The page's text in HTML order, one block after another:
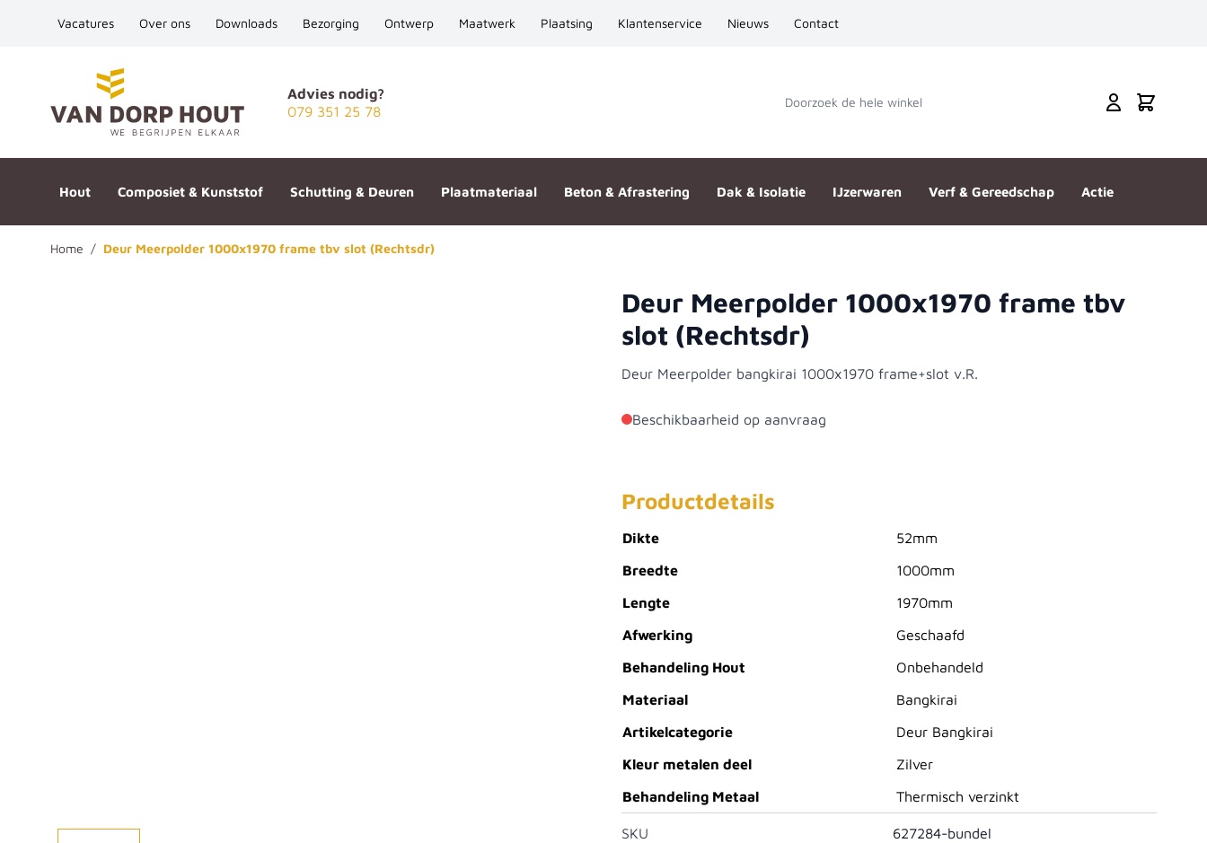
Vacatures Over ons Downloads Bezorging Ontwerp Maatwerk Plaatsing Klantenservice Nieuws Contact
Advies nodig?
079 351 25 78
Doorzoek de hele winkel Cart
Hout Composiet & Kunststof Schutting & Deuren Plaatmateriaal Beton & Afrastering Dak & Isolatie IJzerwaren Verf & Gereedschap Actie
Home / Deur Meerpolder 1000x1970 frame tbv slot (Rechtsdr)
Deur Meerpolder 1000x1970 frame tbv slot (Rechtsdr)Deur Meerpolder 1000x1970 frame tbv
slot (Rechtsdr)
Deur Meerpolder bangkirai 1000x1970 frame+slot v.R.
Beschikbaarheid op aanvraag
Productdetails
Dikte
52mm
Breedte
1000mm
Lengte
1970mm
Afwerking
Geschaafd
Behandeling Hout
Onbehandeld
Materiaal
Bangkirai
Artikelcategorie
Deur Bangkirai
Kleur metalen deel
Zilver
Behandeling Metaal
Thermisch verzinkt
SKU 627284-bundel